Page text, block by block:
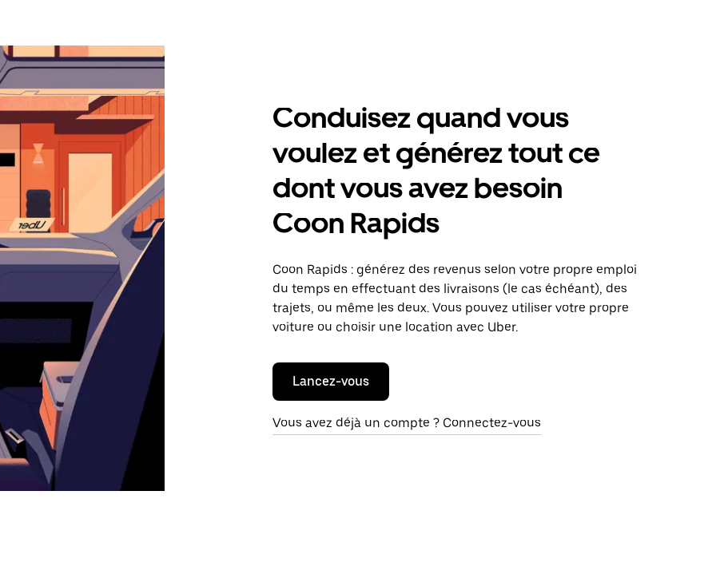
Conduisez quand vous
voulez et générez tout ce
dont vous avez besoin
Coon Rapids
Coon Rapids : générez des revenus selon votre propre emploi
du temps en effectuant des livraisons (le cas échéant), des
trajets, ou même les deux. Vous pouvez utiliser votre propre
voiture ou choisir une location avec Uber.
Lancez-vous
Vous avez déjà un compte ? Connectez-vous